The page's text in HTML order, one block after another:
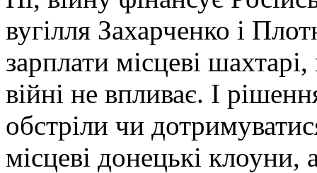
вугілля Захарченко і
зарплати місцеві
війні не впливає. І
обстріли чи
місцеві донецькі клоуни,